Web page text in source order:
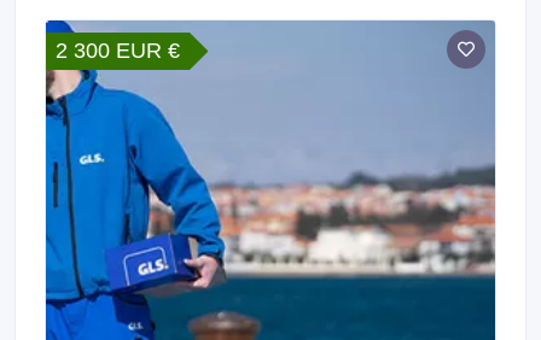
2 300 EUR €